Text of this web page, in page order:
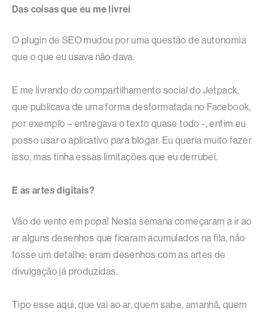
Das coisas que eu me livrei
O plugin de SEO mudou por uma questão de autonomia
que o que eu usava não dava.
E me livrando do compartilhamento social do Jetpack,
que publicava de uma forma desformatada no Facebook,
por exemplo – entregava o texto quase todo -, enfim eu
posso usar o aplicativo para blogar. Eu queria muito fazer
isso, mas tinha essas limitações que eu derrubei.
E as artes digitais?
Vão de vento em popa! Nesta semana começaram a ir ao
ar alguns desenhos que ficaram acumulados na fila, não
fosse um detalhe: eram desenhos com as artes de
divulgação já produzidas.
Tipo esse aqui, que vai ao ar, quem sabe, amanhã, quem